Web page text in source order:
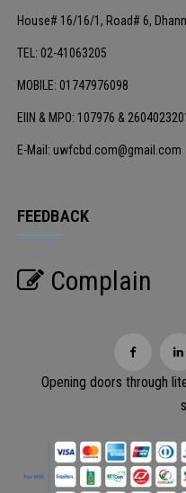
House# 16/16/1, Road# 6,
TEL: 02-41063205
MOBILE: 01747976098
EIIN & MPO: 107976 & 2604023201
E-Mail: uwfcbd.com@gmail.com
FEEDBACK
Complain
Opening doors through